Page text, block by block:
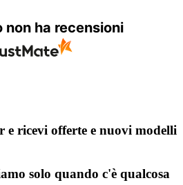
non ha recensioni
e ricevi offerte e nuovi modelli
solo quando c'è qualcosa